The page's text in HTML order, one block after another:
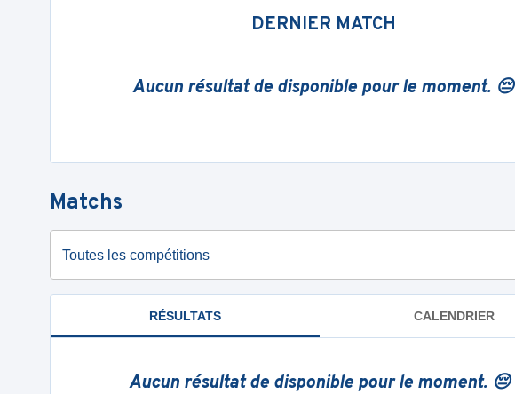
DERNIER MATCH
Aucun résultat de disponible pour le moment. 😔
Matchs
Toutes les compétitions
RÉSULTATS CALENDRIER
Aucun résultat de disponible pour le moment. 😔